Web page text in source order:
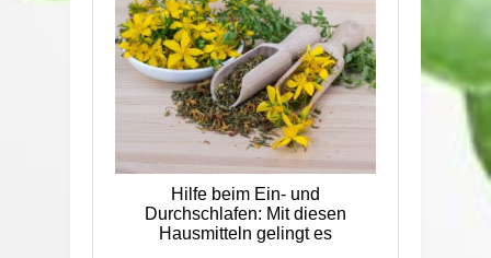
Hilfe beim Ein- und
Durchschlafen: Mit diesen
Hausmitteln gelingt es